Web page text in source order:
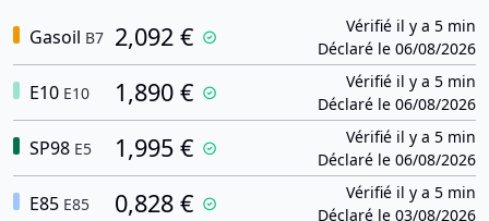
Gasoil B7 2,092 €
Vérifié il y a 5 min
Déclaré le 06/08/2026
E10 E10 1,890 €
Vérifié il y a 5 min
Déclaré le 06/08/2026
SP98 E5 1,995 €
Vérifié il y a 5 min
Déclaré le 06/08/2026
E85 E85 0,828 €
Vérifié il y a 5 min
Déclaré le 03/08/2026